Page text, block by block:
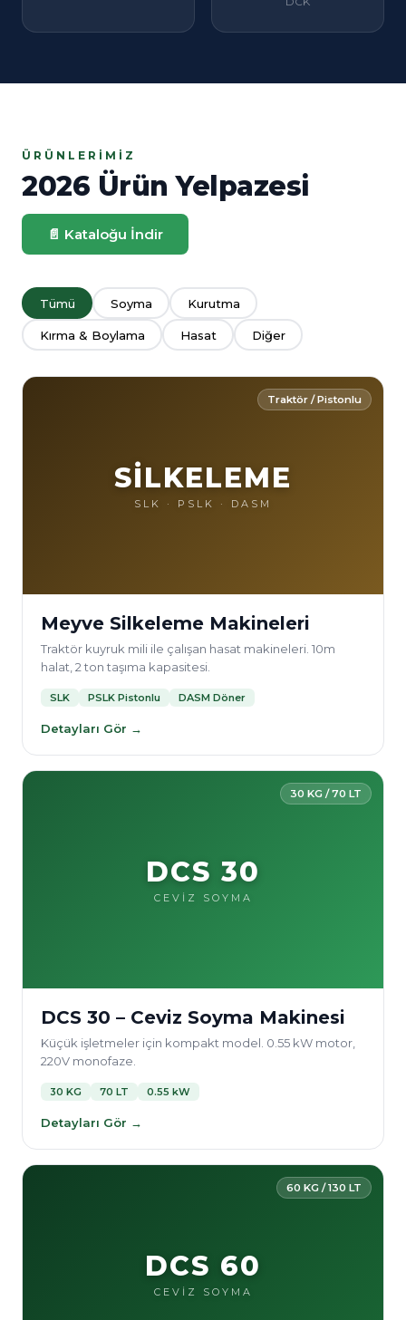
ÜRÜNLERIMIZ
2026 Ürün Yelpazesi
📄 Kataloğu İndir
Tümü Soyma Kurutma
Kırma & Boylama Hasat Diğer
Traktör / Pistonlu
SİLKELEME
SLK · PSLK · DASM
Meyve Silkeleme Makineleri
Traktör kuyruk mili ile çalışan hasat makineleri. 10m
halat, 2 ton taşıma kapasitesi.
SLK PSLK Pistonlu DASM Döner
Detayları Gör →
30 KG / 70 LT
DCS 30
CEVİZ SOYMA
DCS 30 – Ceviz Soyma Makinesi
Küçük işletmeler için kompakt model. 0.55 kW motor,
220V monofaze.
30 KG 70 LT 0.55 kW
Detayları Gör →
60 KG / 130 LT
DCS 60
CEVİZ SOYMA